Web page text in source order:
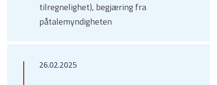
tilregnelighet), begjæring fra
påtalemyndigheten
26.02.2025